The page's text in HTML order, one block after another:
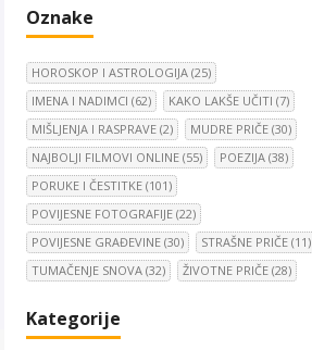
Oznake
HOROSKOP I ASTROLOGIJA (25)
IMENA I NADIMCI (62) KAKO LAKŠE UČITI (7)
MIŠLJENJA I RASPRAVE (2) MUDRE PRIČE (30)
NAJBOLJI FILMOVI ONLINE (55) POEZIJA (38)
PORUKE I ČESTITKE (101)
POVIJESNE FOTOGRAFIJE (22)
POVIJESNE GRAĐEVINE (30) STRAŠNE PRIČE (11)
TUMAČENJE SNOVA (32) ŽIVOTNE PRIČE (28)
Kategorije